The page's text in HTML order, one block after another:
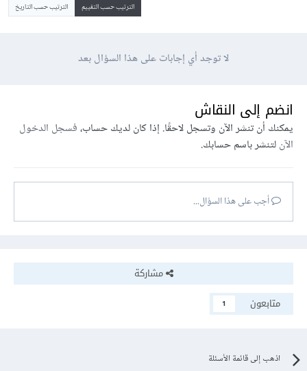
الترتيب حسب التقييم الترتيب حسب التاريخ
لا توجد أي إجابات على هذا السؤال بعد
انضم إلى النقاش
يمكنك أن تنشر الآن وتسجل لاحقًا. إذا كان لديك حساب،فسجل الدخول
الآنلتنشر باسم حسابك.
أجب على هذا السؤال...
مشاركة
متابعون
1
اذهب إلى قائمة الأسئلة